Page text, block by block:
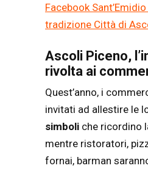
Facebook
tradizione Città di
Ascoli Piceno,
rivolta ai
Quest’anno, i
invitati ad allestire le
simboli che ricordino
mentre ristoratori,
fornai, barman